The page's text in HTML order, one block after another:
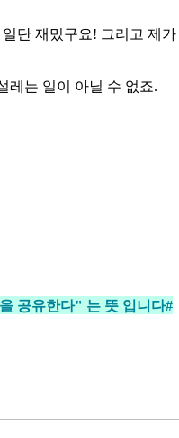
단 재밌구요! 그리고 제
레는 일이 아닐 수 없죠.
공유한다" 는 뜻 입니다#